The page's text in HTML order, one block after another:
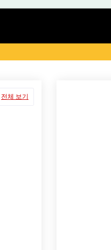
전체 보기